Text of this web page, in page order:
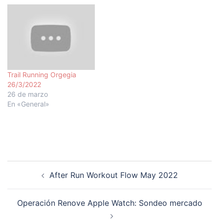
Trail Running Orgegia
26/3/2022
26 de marzo
En «General»
After Run Workout Flow May 2022
Operación Renove Apple Watch: Sondeo mercado